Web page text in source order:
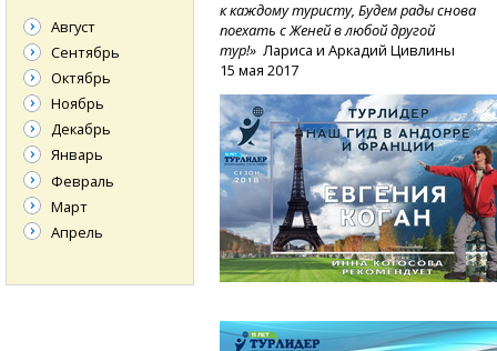
к каждому туристу, Будем рады снова
поехать с Женей в любой другой
тур!» Лариса и Аркадий Цивлины
15 мая 2017
Август
Сентябрь
Октябрь
Ноябрь
Декабрь
Январь
Февраль
Март
Апрель